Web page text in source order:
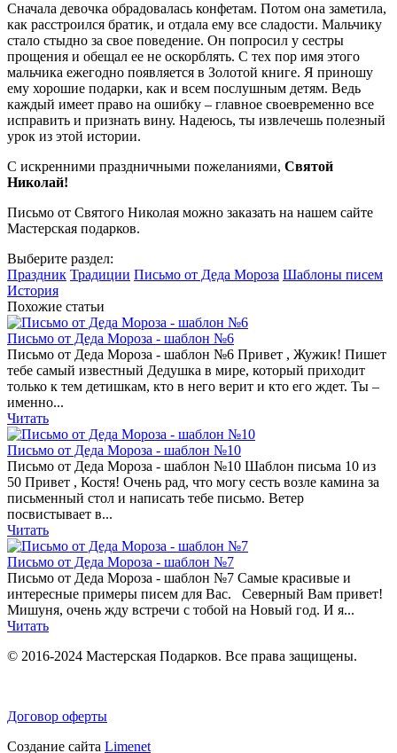
Сначала девочка обрадовалась конфетам. Потом она заметила,
как расстроился братик, и отдала ему все сладости. Мальчику
стало стыдно за свое поведение. Он попросил у сестры
прощения и обещал ее не оскорблять. С тех пор имя этого
мальчика ежегодно появляется в Золотой книге. Я приношу
ему хорошие подарки, как и всем послушным детям. Ведь
каждый имеет право на ошибку – главное своевременно все
исправить и признать вину. Надеюсь, ты извлечешь полезный
урок из этой истории.
С искренними праздничными пожеланиями, Святой
Николай!
Письмо от Святого Николая можно заказать на нашем сайте
Мастерская подарков.
Выберите раздел:
Праздник Традиции Письмо от Деда Мороза Шаблоны писем
История
Похожие статьи
Письмо от Деда Мороза - шаблон №6
Письмо от Деда Мороза - шаблон №6 Привет , Жужик! Пишет
тебе самый известный Дедушка в мире, который приходит
только к тем детишкам, кто в него верит и кто его ждет. Ты –
именно...
Читать
Письмо от Деда Мороза - шаблон №10
Письмо от Деда Мороза - шаблон №10 Шаблон письма 10 из
50 Привет , Костя! Очень рад, что могу сесть возле камина за
письменный стол и написать тебе письмо. Ветер
посвистывает в...
Читать
Письмо от Деда Мороза - шаблон №7
Письмо от Деда Мороза - шаблон №7 Самые красивые и
интересные примеры писем для Вас. Северный Вам привет!
Мишуня, очень жду встречи с тобой на Новый год. И я...
Читать
© 2016-2024 Мастерская Подарков. Все права защищены.
Договор оферты
Создание сайта Limenet